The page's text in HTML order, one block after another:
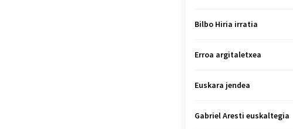
Bilbo Hiria irratia
Erroa argitaletxea
Euskara jendea
Gabriel Aresti euskaltegia